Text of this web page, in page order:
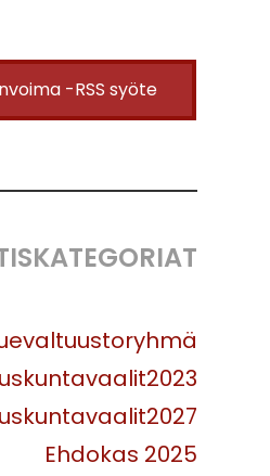
-RSS syöte
Ehdokas 2025